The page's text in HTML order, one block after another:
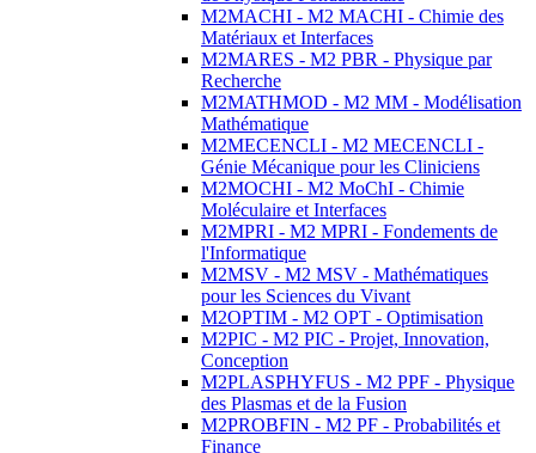
M2MACHI - M2 MACHI - Chimie des
Matériaux et Interfaces
M2MARES - M2 PBR - Physique par
Recherche
M2MATHMOD - M2 MM - Modélisation
Mathématique
M2MECENCLI - M2 MECENCLI -
Génie Mécanique pour les Cliniciens
M2MOCHI - M2 MoChI - Chimie
Moléculaire et Interfaces
M2MPRI - M2 MPRI - Fondements de
l'Informatique
M2MSV - M2 MSV - Mathématiques
pour les Sciences du Vivant
M2OPTIM - M2 OPT - Optimisation
M2PIC - M2 PIC - Projet, Innovation,
Conception
M2PLASPHYFUS - M2 PPF - Physique
des Plasmas et de la Fusion
M2PROBFIN - M2 PF - Probabilités et
Finance